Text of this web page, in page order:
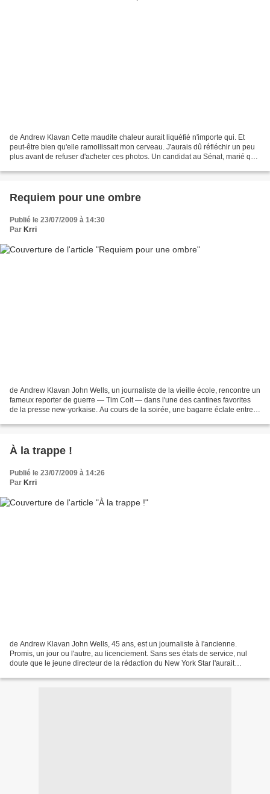
de Andrew Klavan Cette maudite chaleur aurait liquéfié n'importe qui. Et
peut-être bien qu'elle ramollissait mon cerveau. J'aurais dû réfléchir un peu
plus avant de refuser d'acheter ces photos. Un candidat au Sénat, marié qui
Requiem pour une ombre
Publié le 23/07/2009 à 14:30
Par Krri
de Andrew Klavan John Wells, un journaliste de la vieille école, rencontre un
fameux reporter de guerre — Tim Colt — dans l'une des cantines favorites
de la presse new-yorkaise. Au cours de la soirée, une bagarre éclate entre
À la trappe !
Publié le 23/07/2009 à 14:26
Par Krri
de Andrew Klavan John Wells, 45 ans, est un journaliste à l'ancienne.
Promis, un jour ou l'autre, au licenciement. Sans ses états de service, nul
doute que le jeune directeur de la rédaction du New York Star l'aurait